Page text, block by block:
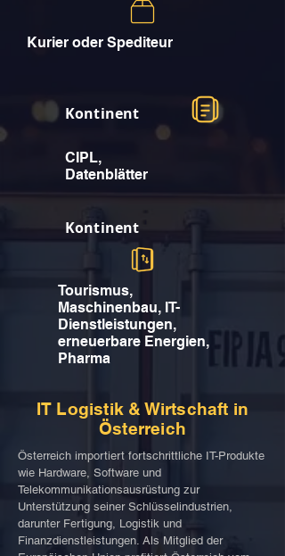
Kurier oder Spediteur
Kontinent
CIPL,
Datenblätter
Kontinent
Tourismus,
Maschinenbau, IT-
Dienstleistungen,
erneuerbare Energien,
Pharma
IT Logistik & Wirtschaft in
Österreich
Österreich importiert fortschrittliche IT-Produkte
wie Hardware, Software und
Telekommunikationsausrüstung zur
Unterstützung seiner Schlüsselindustrien,
darunter Fertigung, Logistik und
Finanzdienstleistungen. Als Mitglied der